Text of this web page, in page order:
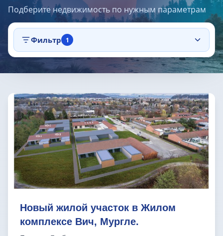
Недвижимость
Все объекты
Дома на Бледе
Земельные участки под строительство
Земельные участки в Бледе
Дома у моря
Квартиры в Любляне
Дома в Любляне
Подберите недвижимость по нужным параметрам
Фильтр 1
Предложения
Новый жилой участок в Жилом
комплексе Вич, Мургле.